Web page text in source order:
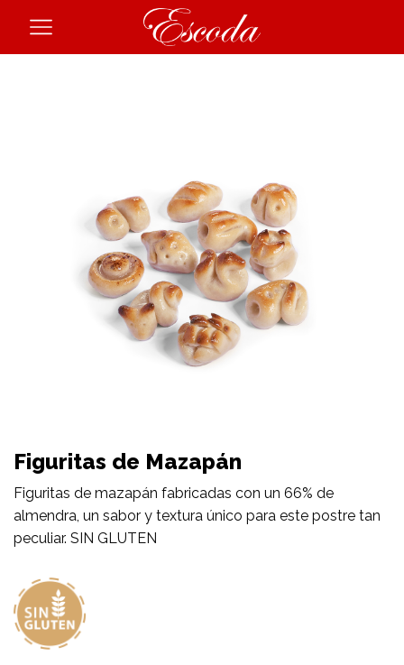
Figuritas de Mazapán
Figuritas de mazapán fabricadas con un 66% de
almendra, un sabor y textura único para este postre tan
peculiar. SIN GLUTEN